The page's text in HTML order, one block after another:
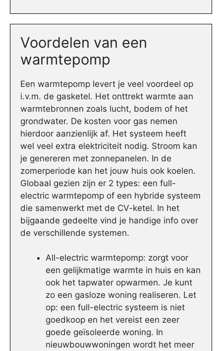
Voordelen van een
warmtepomp
Een warmtepomp levert je veel voordeel op
i.v.m. de gasketel. Het onttrekt warmte aan
warmtebronnen zoals lucht, bodem of het
grondwater. De kosten voor gas nemen
hierdoor aanzienlijk af. Het systeem heeft
wel veel extra elektriciteit nodig. Stroom kan
je genereren met zonnepanelen. In de
zomerperiode kan het jouw huis ook koelen.
Globaal gezien zijn er 2 types: een full-
electric warmtepomp of een hybride systeem
die samenwerkt met de CV-ketel. In het
bijgaande gedeelte vind je handige info over
de verschillende systemen.
All-electric warmtepomp: zorgt voor
een gelijkmatige warmte in huis en kan
ook het tapwater opwarmen. Je kunt
zo een gasloze woning realiseren. Let
op: een full-electric systeem is niet
goedkoop en het vereist een zeer
goede geïsoleerde woning. In
nieuwbouwwoningen wordt het meer